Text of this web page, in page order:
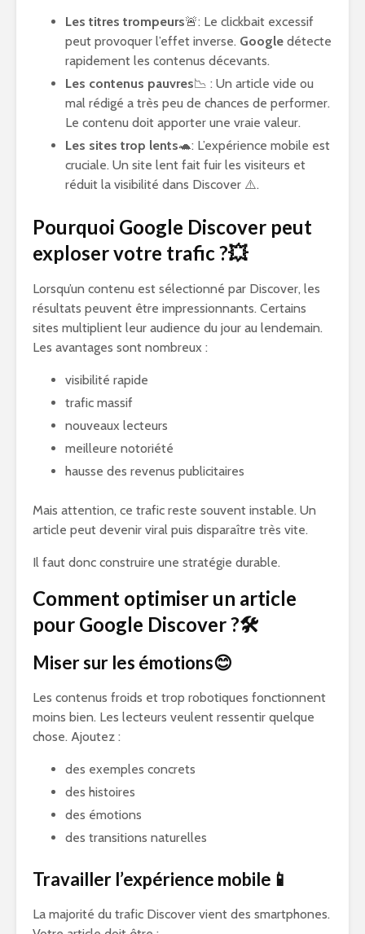
Les titres trompeurs🚨: Le clickbait excessif
peut provoquer l’effet inverse. Google détecte
rapidement les contenus décevants.
Les contenus pauvres📉 : Un article vide ou
mal rédigé a très peu de chances de performer.
Le contenu doit apporter une vraie valeur.
Les sites trop lents🐢: L’expérience mobile est
cruciale. Un site lent fait fuir les visiteurs et
réduit la visibilité dans Discover ⚠️.
Pourquoi Google Discover peut
exploser votre trafic ?💥
Lorsqu’un contenu est sélectionné par Discover, les
résultats peuvent être impressionnants. Certains
sites multiplient leur audience du jour au lendemain.
Les avantages sont nombreux :
visibilité rapide
trafic massif
nouveaux lecteurs
meilleure notoriété
hausse des revenus publicitaires
Mais attention, ce trafic reste souvent instable. Un
article peut devenir viral puis disparaître très vite.
Il faut donc construire une stratégie durable.
Comment optimiser un article
pour Google Discover ?🛠️
Miser sur les émotions😊
Les contenus froids et trop robotiques fonctionnent
moins bien. Les lecteurs veulent ressentir quelque
chose. Ajoutez :
des exemples concrets
des histoires
des émotions
des transitions naturelles
Travailler l’expérience mobile📱
La majorité du trafic Discover vient des smartphones.